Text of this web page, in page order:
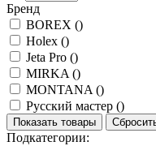
Бренд
BOREX ()
Holex ()
Jeta Pro ()
MIRKA ()
MONTANA ()
Русский мастер ()
Показать товары
Подкатегории: